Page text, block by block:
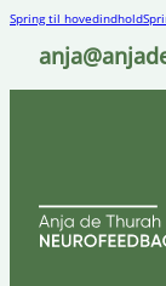
Spring til hovedindhold